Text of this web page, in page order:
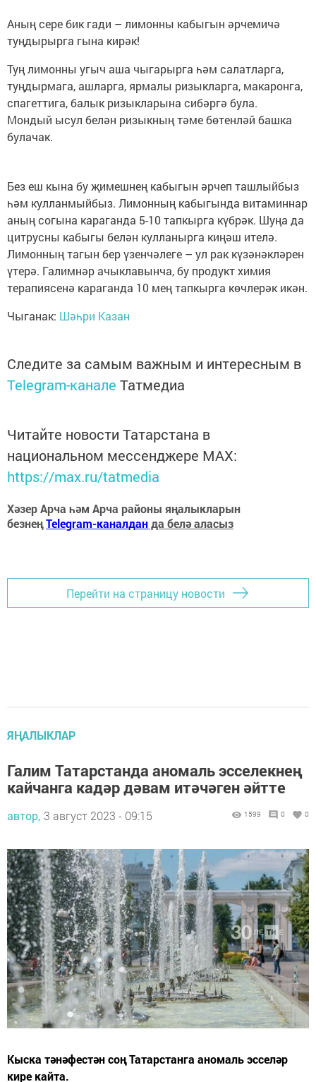
Аның сере бик гади – лимонны кабыгын әрчемичә
туңдырырга гына кирәк!
Туң лимонны угыч аша чыгарырга һәм салатларга,
туңдырмага, ашларга, ярмалы ризыкларга, макаронга,
спагеттига, балык ризыкларына сибәргә була.
Мондый ысул белән ризыкның тәме бөтенләй башка
булачак.
Без еш кына бу җимешнең кабыгын әрчеп ташлыйбыз
һәм кулланмыйбыз. Лимонның кабыгында витаминнар
аның согына караганда 5-10 тапкырга күбрәк. Шуңа да
цитрусны кабыгы белән кулланырга киңәш ителә.
Лимонның тагын бер үзенчәлеге – ул рак күзәнәкләрен
үтерә. Галимнәр ачыклавынча, бу продукт химия
терапиясенә караганда 10 мең тапкырга көчлерәк икән.
Чыганак: Шәһри Казан
Следите за самым важным и интересным в
Telegram-канале Татмедиа
Читайте новости Татарстана в
национальном мессенджере MАХ:
https://max.ru/tatmedia
Хәзер Арча һәм Арча районы яңалыкларын
безнеңTelegram-каналданда белә аласыз
Перейти на страницу новости
ЯҢАЛЫКЛАР
Галим Татарстанда аномаль эсселекнең
кайчанга кадәр дәвам итәчәген әйтте
автор, 3 август 2023 - 09:15 1599 0 0
Кыска тәнәфестән соң Татарстанга аномаль эсселәр
кире кайта.